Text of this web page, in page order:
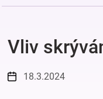
oblečení
Pokojíček
Vliv
18.3.2024